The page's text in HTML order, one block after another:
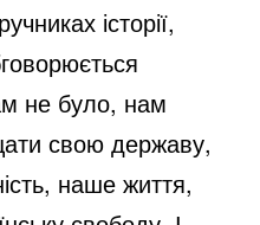
історії,
не було, нам
свою державу,
наше життя,